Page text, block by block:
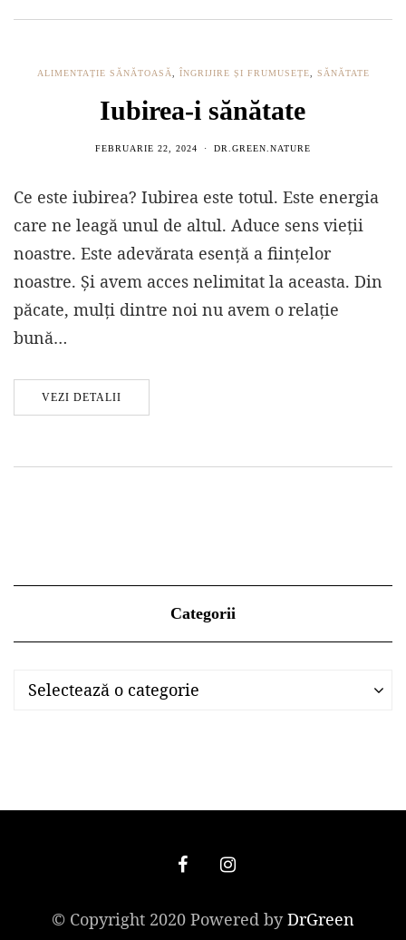
ALIMENTAȚIE SĂNĂTOASĂ ÎNGRIJIRE ȘI FRUMUSEȚE SĂNĂTATE
Iubirea-i sănătate
FEBRUARIE 22, 2024 DR.GREEN.NATURE
Ce este iubirea? Iubirea este totul. Este energia
care ne leagă unul de altul. Aduce sens vieții
noastre. Este adevărata esență a ființelor
noastre. Și avem acces nelimitat la aceasta. Din
păcate, mulți dintre noi nu avem o relație
bună…
VEZI DETALII
Categorii
Categorii
Selectează o categorie
Categorii
© Copyright 2020 Powered byDrGreen